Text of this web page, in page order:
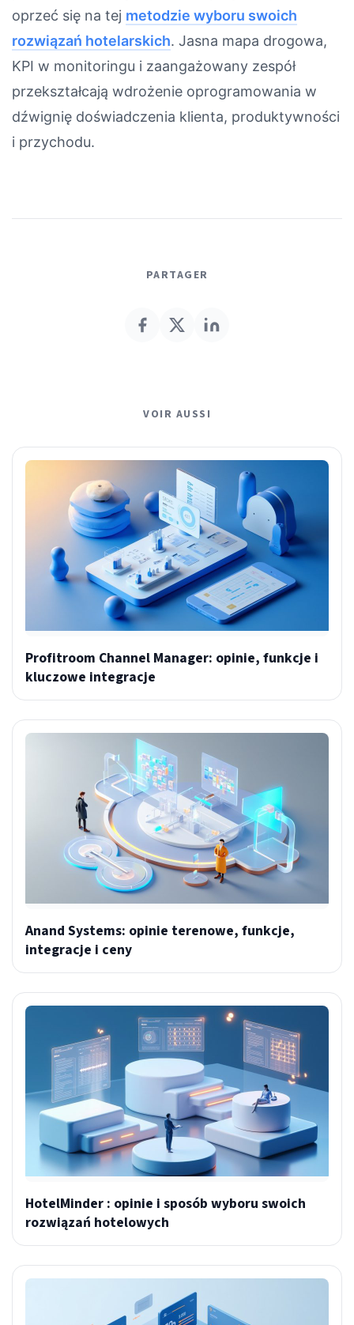
oprzeć się na tej metodzie wyboru swoich
rozwiązań hotelarskich. Jasna mapa drogowa,
KPI w monitoringu i zaangażowany zespół
przekształcają wdrożenie oprogramowania w
dźwignię doświadczenia klienta, produktywności
i przychodu.
PARTAGER
VOIR AUSSI
Profitroom Channel Manager: opinie, funkcje i
kluczowe integracje
Anand Systems: opinie terenowe, funkcje,
integracje i ceny
HotelMinder : opinie i sposób wyboru swoich
rozwiązań hotelowych